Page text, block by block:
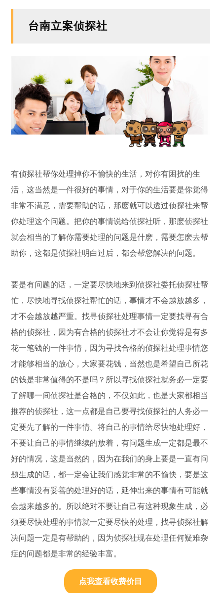
台南立案侦探社
有侦探社帮你处理掉你不愉快的生活，对你有困扰的生
活，这当然是一件很好的事情，对于你的生活要是你觉得
非常不满意，需要帮助的话，那麽就可以透过侦探社来帮
你处理这个问题。把你的事情说给侦探社听，那麽侦探社
就会相当的了解你需要处理的问题是什麽，需要怎麽去帮
助你，这都是侦探社明白过后，都会帮您解决的问题。
要是有问题的话，一定要尽快地来到侦探社委托侦探社帮
忙，尽快地寻找侦探社帮忙的话，事情才不会越放越多，
才不会越放越严重。找寻侦探社处理事情一定要找寻有合
格的侦探社，因为有合格的侦探社才不会让你觉得是有多
花一笔钱的一件事情，因为寻找合格的侦探社处理事情您
才能够相当的放心，大家要花钱，当然也是希望自己所花
的钱是非常值得的不是吗？所以寻找侦探社就务必一定要
了解哪一间侦探社是合格的，不仅如此，也是大家都相当
推荐的侦探社，这一点都是自己要寻找侦探社的人务必一
定要先了解的一件事情。将自己的事情给尽快地处理好，
不要让自己的事情继续的放着，有问题生成一定都是最不
好的情况，这是当然的，因为在我们的身上要是一直有问
题生成的话，都一定会让我们感觉非常的不愉快，要是这
些事情没有妥善的处理好的话，延伸出来的事情有可能就
会越来越多的。所以绝对不要让自己有这种现象生成，必
须要尽快处理的事情就一定要尽快的处理，找寻侦探社解
决问题一定是有帮助的，因为侦探社现在处理任何疑难杂
症的问题都是非常的经验丰富。
点我查看收费价目